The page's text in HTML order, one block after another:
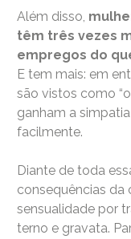
Além disso,
têm três vezes
empregos do
E tem mais: em
são vistos como
ganham a
facilmente.
Diante de toda
consequências da
sensualidade por
terno e gravata.